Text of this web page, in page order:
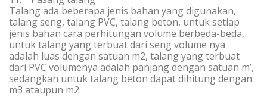
Talang ada beberapa jenis bahan yang digunakan,
talang seng, talang PVC, talang beton, untuk setiap
jenis bahan cara perhitungan volume berbeda-beda,
untuk talang yang terbuat dari seng volume nya
adalah luas dengan satuan m2, talang yang terbuat
dari PVC volumenya adalah panjang dengan satuan m’,
sedangkan untuk talang beton dapat dihitung dengan
m3 ataupun m2.